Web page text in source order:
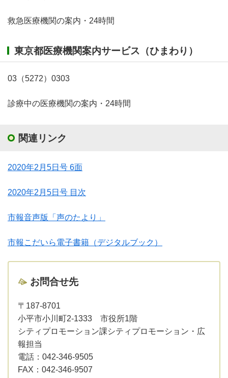
救急医療機関の案内・24時間
東京都医療機関案内サービス（ひまわり）
03（5272）0303
診療中の医療機関の案内・24時間
関連リンク
2020年2月5日号 6面
2020年2月5日号 目次
市報音声版「声のたより」
市報こだいら電子書籍（デジタルブック）
お問合せ先
〒187-8701
小平市小川町2-1333 市役所1階
シティプロモーション課シティプロモーション・広
報担当
電話： 042-346-9505
FAX： 042-346-9507